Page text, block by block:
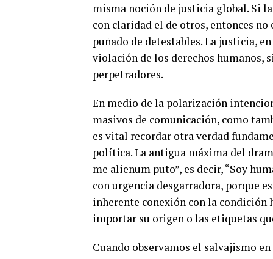
misma noción de justicia global. Si
con claridad el de otros, entonces
puñado de detestables. La justicia,
violación de los derechos
perpetradores.
En medio de la polarización
masivos de comunicación, como
es vital recordar otra verdad
política. La antigua máxima del
me alienum puto”, es decir, “Soy
con urgencia desgarradora, porque
inherente conexión con la
importar su origen o las etiquetas
Cuando observamos el salvajismo